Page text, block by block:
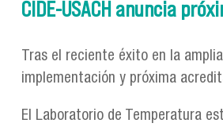
CIDE-USACH anuncia
Tras el reciente éxito en la
implementación y próxima
El Laboratorio de Temperatura